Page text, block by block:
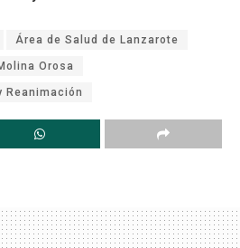
Área de Salud de Lanzarote
Orosa
Reanimación